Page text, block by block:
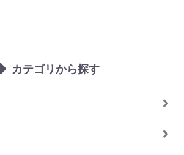
カテゴリから探す